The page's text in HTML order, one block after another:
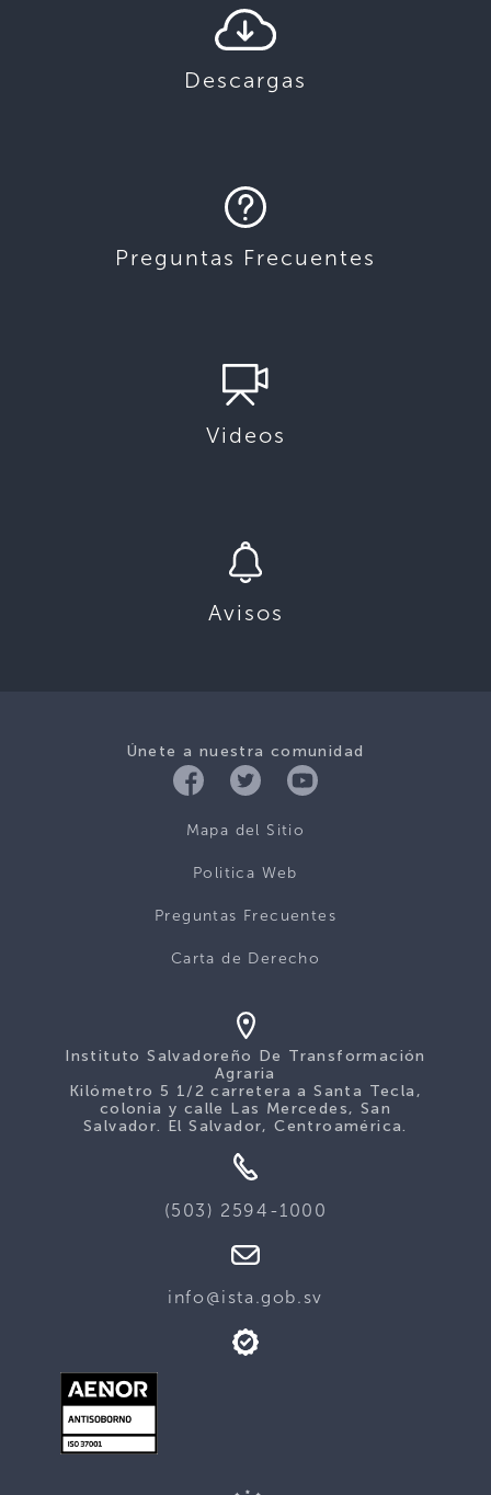
Descargas
Preguntas Frecuentes
Videos
Avisos
Únete a nuestra comunidad
Mapa del Sitio
Politica Web
Preguntas Frecuentes
Carta de Derecho
Instituto Salvadoreño De Transformación
Agraria
Kilómetro 5 1/2 carretera a Santa Tecla,
colonia y calle Las Mercedes, San
Salvador. El Salvador, Centroamérica.
(503) 2594-1000
info@ista.gob.sv